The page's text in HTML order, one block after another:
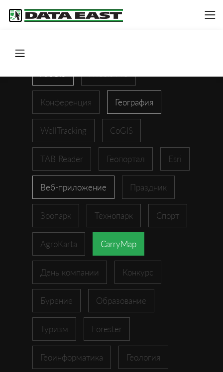
Конференция География
WellTracking CoGIS
TAB Reader Геопортал Esri
Веб-приложение Праздник
Зоопарк Технопарк Спорт
AgroKarta CarryMap
День компании Конкурс
Бурение Образование
Туризм Forester
Геоинформатика Геология